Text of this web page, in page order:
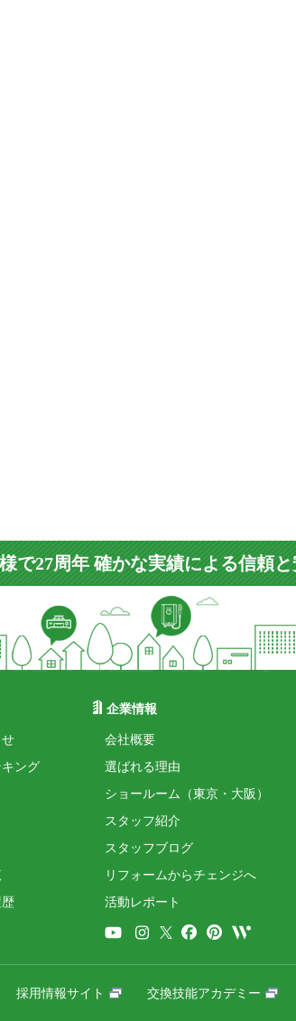
で27周年 確かな実績による信頼
ング
企業情報
会社概要
選ばれる理由
ショールーム（東京・大阪）
スタッフ紹介
スタッフブログ
リフォームからチェンジへ
活動レポート
採用情報サイト 交換技能アカデミー